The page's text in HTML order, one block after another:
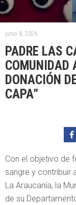
junio 8, 2026
PADRE LAS
COMUNIDAD
DONACIÓN
CAPA”
Con el objetivo de
sangre y contribuir
La Araucanía, la
de su